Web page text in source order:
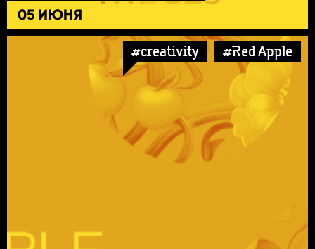
05 ИЮНЯ
#creativity #Red Apple